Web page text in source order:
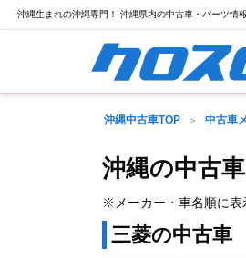
沖縄生まれの沖縄専門！ 沖縄県内の中古車・パーツ情
沖縄中古車TOP 中古車
沖縄の中古
※メーカー・車名順に表
三菱の中古車